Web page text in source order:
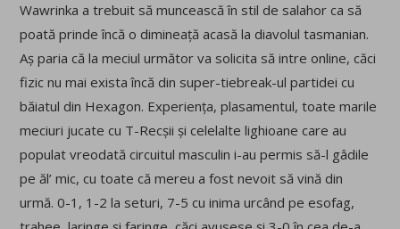
Wawrinka a trebuit să muncească în stil de salahor ca să
poată prinde încă o dimineață acasă la diavolul tasmanian.
Aș paria că la meciul următor va solicita să intre online, căci
fizic nu mai exista încă din super-tiebreak-ul partidei cu
băiatul din Hexagon. Experiența, plasamentul, toate marile
meciuri jucate cu T-Recșii și celelalte lighioane care au
populat vreodată circuitul masculin i-au permis să-l gâdile
pe ăl’ mic, cu toate că mereu a fost nevoit să vină din
urmă. 0-1, 1-2 la seturi, 7-5 cu inima urcând pe esofag,